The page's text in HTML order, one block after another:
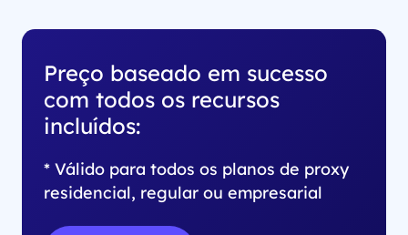
Preço baseado em sucesso
com todos os recursos
incluídos:
* Válido para todos os planos de proxy
residencial, regular ou empresarial